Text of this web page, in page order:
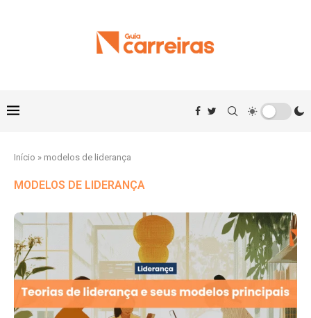
Início » modelos de liderança
MODELOS DE LIDERANÇA